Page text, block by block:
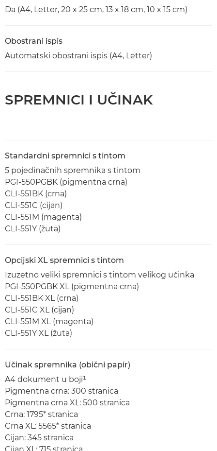
Da (A4, Letter, 20 x 25 cm, 13 x 18 cm, 10 x 15 cm)
Obostrani ispis
Automatski obostrani ispis (A4, Letter)
SPREMNICI I UČINAK
Standardni spremnici s tintom
5 pojedinačnih spremnika s tintom
PGI-550PGBK (pigmentna crna)
CLI-551BK (crna)
CLI-551C (cijan)
CLI-551M (magenta)
CLI-551Y (žuta)
Opcijski XL spremnici s tintom
Izuzetno veliki spremnici s tintom velikog učinka
PGI-550PGBK XL (pigmentna crna)
CLI-551BK XL (crna)
CLI-551C XL (cijan)
CLI-551M XL (magenta)
CLI-551Y XL (žuta)
Učinak spremnika (obični papir)
A4 dokument u boji¹
Pigmentna crna: 300 stranica
Pigmentna crna XL: 500 stranica
Crna: 1795* stranica
Crna XL: 5565* stranica
Cijan: 345 stranica